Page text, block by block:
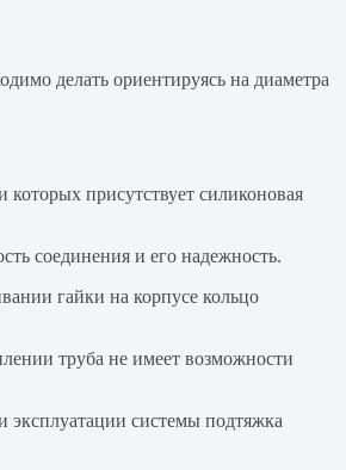
делать ориентируясь на диаметра
присутствует силиконовая
соединения и его надежность.
гайки на корпусе кольцо
труба не имеет возможности
эксплуатации системы подтяжка